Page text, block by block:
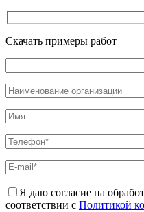
Скачать примеры работ
Я даю согласие на
соответствии с Политикой